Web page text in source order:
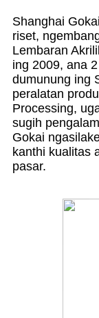
Shanghai
riset,
Lembaran
ing 2009, ana
dumunung ing
peralatan
Processing,
sugih
Gokai
kanthi kualitas
pasar.